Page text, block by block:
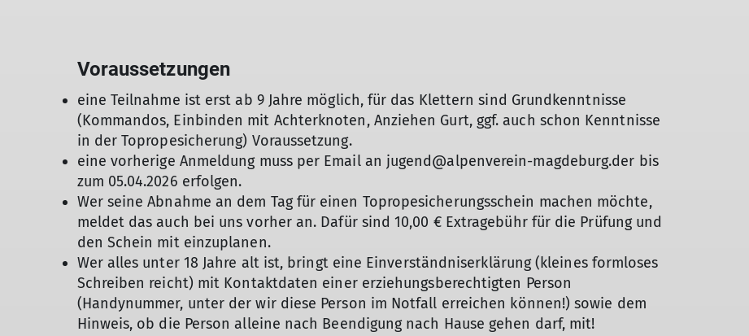
Voraussetzungen
eine Teilnahme ist erst ab 9 Jahre möglich, für das Klettern sind Grundkenntnisse
(Kommandos, Einbinden mit Achterknoten, Anziehen Gurt, ggf. auch schon Kenntnisse
in der Topropesicherung) Voraussetzung.
eine vorherige Anmeldung muss per Email an jugend@alpenverein-magdeburg.der bis
zum 05.04.2026 erfolgen.
Wer seine Abnahme an dem Tag für einen Topropesicherungsschein machen möchte,
meldet das auch bei uns vorher an. Dafür sind 10,00 € Extragebühr für die Prüfung und
den Schein mit einzuplanen.
Wer alles unter 18 Jahre alt ist, bringt eine Einverständniserklärung (kleines formloses
Schreiben reicht) mit Kontaktdaten einer erziehungsberechtigten Person
(Handynummer, unter der wir diese Person im Notfall erreichen können!) sowie dem
Hinweis, ob die Person alleine nach Beendigung nach Hause gehen darf, mit!